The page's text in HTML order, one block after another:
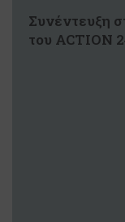
Συνέντευξη
του ACTION